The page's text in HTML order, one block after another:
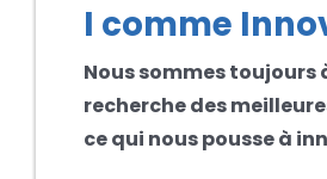
I comme
Nous sommes toujours
recherche des
ce qui nous pousse à